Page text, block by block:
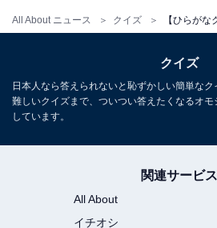
All About ニュース クイズ
クイズ
日本人なら答えられないと恥ずかしい簡単な
難しいクイズまで、ついつい答えたくなるオ
しています。
関連サービス
All About
イチオシ